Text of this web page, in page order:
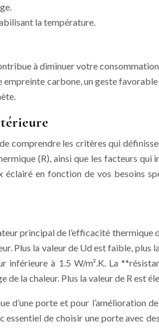
la température.
à diminuer votre
carbone, un geste
comprendre les critères qui
(R), ainsi que les facteurs qui
en fonction de vos besoins
principal de l’efficacité
Plus la valeur de Ud est faible,
à 1.5 W/m².K. La
la chaleur. Plus la valeur de R est
d’une porte et pour l’amélioration
de choisir une porte avec